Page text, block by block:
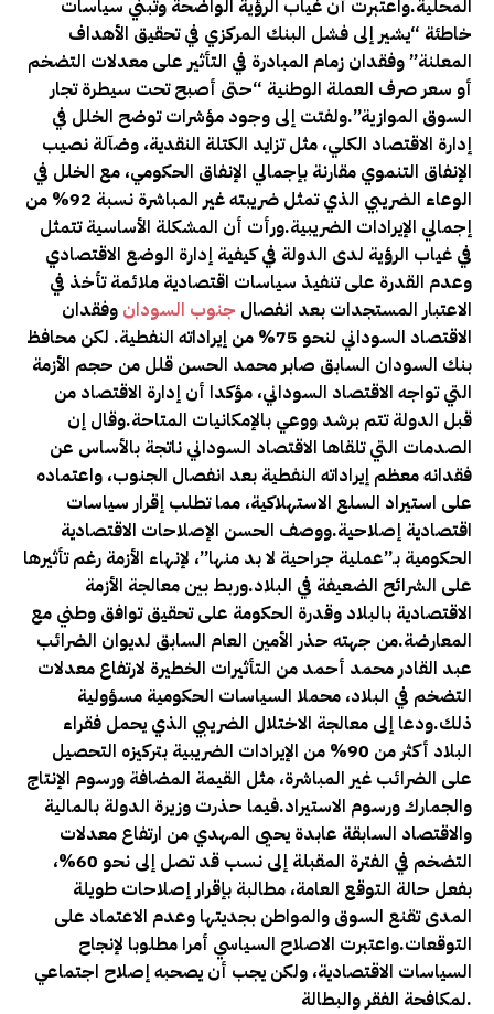
المحلية.واعتبرت أن غياب الرؤية الواضحة وتبني سياسات
خاطئة “يشير إلى فشل البنك المركزي في تحقيق الأهداف
المعلنة” وفقدان زمام المبادرة في التأثير على معدلات التضخم
أو سعر صرف العملة الوطنية “حتى أصبح تحت سيطرة تجار
السوق الموازية”.ولفتت إلى وجود مؤشرات توضح الخلل في
إدارة الاقتصاد الكلي، مثل تزايد الكتلة النقدية، وضآلة نصيب
الإنفاق التنموي مقارنة بإجمالي الإنفاق الحكومي، مع الخلل في
الوعاء الضريبي الذي تمثل ضريبته غير المباشرة نسبة 92% من
إجمالي الإيرادات الضريبية.ورأت أن المشكلة الأساسية تتمثل
في غياب الرؤية لدى الدولة في كيفية إدارة الوضع الاقتصادي
وعدم القدرة على تنفيذ سياسات اقتصادية ملائمة تأخذ في
الاعتبار المستجدات بعد انفصال جنوب السودان وفقدان
الاقتصاد السوداني لنحو 75% من إيراداته النفطية. لكن محافظ
بنك السودان السابق صابر محمد الحسن قلل من حجم الأزمة
التي تواجه الاقتصاد السوداني، مؤكدا أن إدارة الاقتصاد من
قبل الدولة تتم برشد ووعي بالإمكانيات المتاحة.وقال إن
الصدمات التي تلقاها الاقتصاد السوداني ناتجة بالأساس عن
فقدانه معظم إيراداته النفطية بعد انفصال الجنوب، واعتماده
على استيراد السلع الاستهلاكية، مما تطلب إقرار سياسات
اقتصادية إصلاحية.ووصف الحسن الإصلاحات الاقتصادية
الحكومية بـ”عملية جراحية لا بد منها”، لإنهاء الأزمة رغم تأثيرها
على الشرائح الضعيفة في البلاد.وربط بين معالجة الأزمة
الاقتصادية بالبلاد وقدرة الحكومة على تحقيق توافق وطني مع
المعارضة.من جهته حذر الأمين العام السابق لديوان الضرائب
عبد القادر محمد أحمد من التأثيرات الخطيرة لارتفاع معدلات
التضخم في البلاد، محملا السياسات الحكومية مسؤولية
ذلك.ودعا إلى معالجة الاختلال الضريبي الذي يحمل فقراء
البلاد أكثر من 90% من الإيرادات الضريبية بتركيزه التحصيل
على الضرائب غير المباشرة، مثل القيمة المضافة ورسوم الإنتاج
والجمارك ورسوم الاستيراد.فيما حذرت وزيرة الدولة بالمالية
والاقتصاد السابقة عابدة يحيى المهدي من ارتفاع معدلات
التضخم في الفترة المقبلة إلى نسب قد تصل إلى نحو 60%،
بفعل حالة التوقع العامة، مطالبة بإقرار إصلاحات طويلة
المدى تقنع السوق والمواطن بجديتها وعدم الاعتماد على
التوقعات.واعتبرت الاصلاح السياسي أمرا مطلوبا لإنجاح
السياسات الاقتصادية، ولكن يجب أن يصحبه إصلاح اجتماعي
لمكافحة الفقر والبطالة.